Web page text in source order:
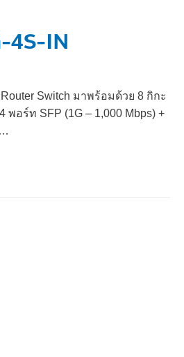
4S-IN
Switch มาพร้อมด้วย 8 กิกะ
พอร์ท SFP (1G – 1,000 Mbps) +